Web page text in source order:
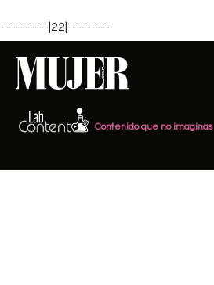
----------|22|---------
Contenido que no imaginas